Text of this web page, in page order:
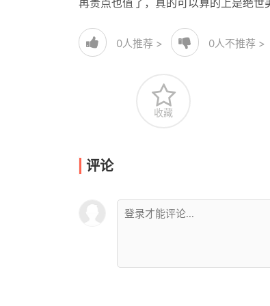
再贵点也值了，真的可以算的上是绝
0人推荐 > 0人不推荐 >
收藏
评论